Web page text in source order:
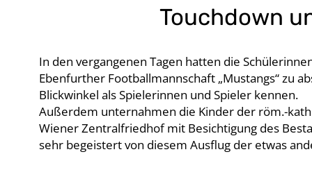
Touchdown
In den vergangenen Tagen hatten die
Ebenfurther Footballmannschaft „Mustangs“ zu
Blickwinkel als Spielerinnen und Spieler kennen.
Außerdem unternahmen die Kinder der röm.-
Wiener Zentralfriedhof mit Besichtigung des
sehr begeistert von diesem Ausflug der etwas